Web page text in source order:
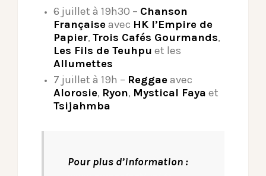
6 juillet à 19h30 – Chanson
Françaiseavec HK l’Empire de
Papier, Trois Cafés Gourmands,
Les Fils de Teuhpu et les
Allumettes
7 juillet à 19h – Reggaeavec
Alorosie, Ryon, Mystical Faya et
Tsijahmba
Pour plus d’information :